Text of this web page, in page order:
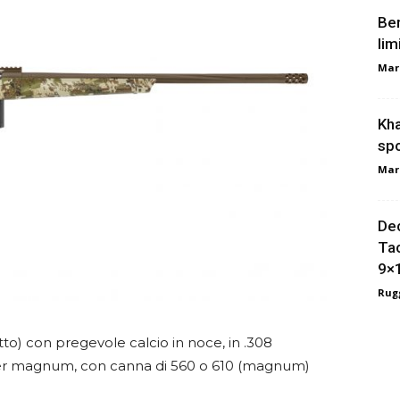
con pregevole calcio in noce, in .308
magnum, con canna di 560 o 610 (magnum)